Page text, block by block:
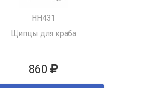
HH431
Щипцы для краба
860